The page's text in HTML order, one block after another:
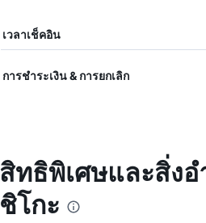
เวลาเช็คอิน
การชำระเงิน & การยกเลิก
สิทธิพิเศษและสิ่ง
ชิโกะ